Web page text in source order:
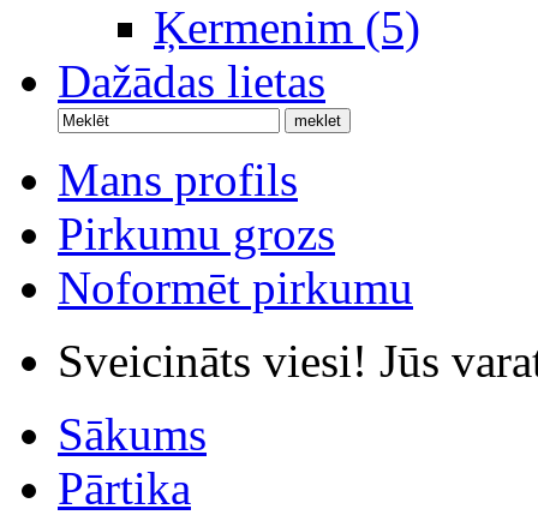
Ķermenim (5)
Dažādas lietas
Mans profils
Pirkumu grozs
Noformēt pirkumu
Sveicināts viesi! Jūs
Sākums
Pārtika